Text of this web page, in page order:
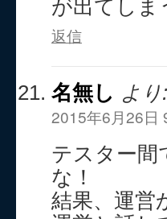
が出てしま
返信
名無し より:
2015年6月26日
テスター間
な！
結果、運営